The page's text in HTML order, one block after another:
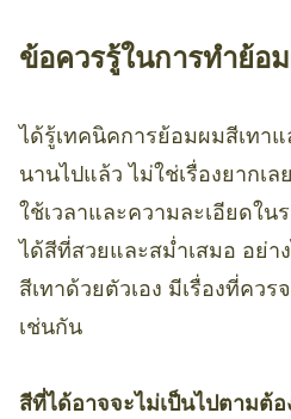
ข้อควรรู้ในการทำย้อ
ได้รู้เทคนิคการย้อมผมสีเทา
นานไปแล้ว ไม่ใช่เรื่องยากเ
ใช้เวลาและความละเอียดใน
ได้สีที่สวยและสม่ำเสมอ อย่
สีเทาด้วยตัวเอง มีเรื่องที่คว
เช่นกัน
สีที่ได้อาจจะไม่เป็นไปตามต้อ